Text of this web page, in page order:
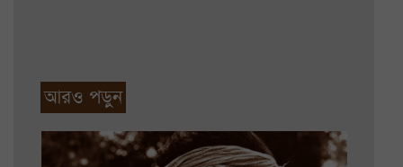
আরও পড়ুন